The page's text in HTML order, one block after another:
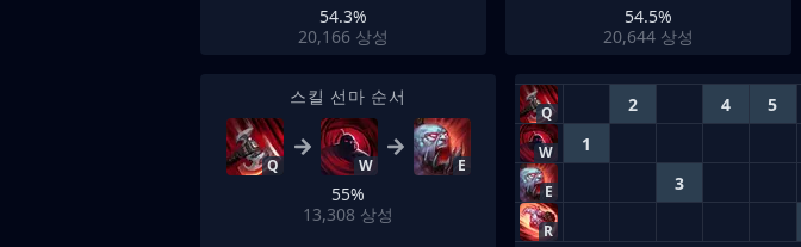
54.3%
20,166 상성
54.5%
20,644 상성
스킬 선마 순서
Q W E
55%
13,308 상성
Q 2 4 5
W 1
E 3
R